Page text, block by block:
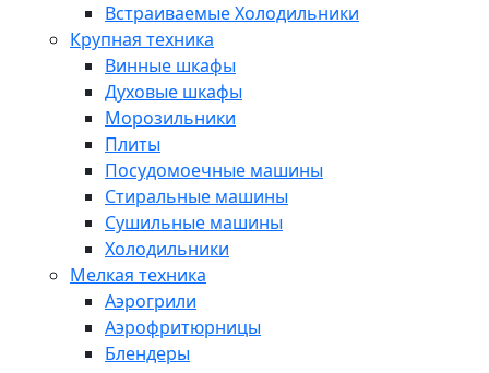
Встраиваемые Холодильники
Крупная техника
Винные шкафы
Духовые шкафы
Морозильники
Плиты
Посудомоечные машины
Стиральные машины
Сушильные машины
Холодильники
Мелкая техника
Аэрогрили
Аэрофритюрницы
Блендеры